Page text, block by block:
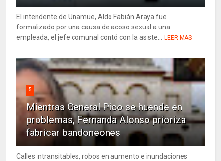
El intendente de Unamue, Aldo Fabián Araya fue
formalizado por una causa de acoso sexual a una
empleada, el jefe comunal contó con la asiste...
LEER MAS
5
Mientras General Pico se huende en
problemas, Fernanda Alonso prioriza
fabricar bandoneones
Calles intransitables, robos en aumento e inundaciones